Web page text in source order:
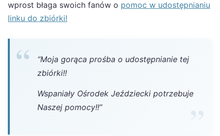
wprost błaga swoich fanów o pomoc w udostępnianiu
linku do zbiórki!
“Moja gorąca prośba o udostępnianie tej
zbiórki!!
Wspaniały Ośrodek Jeździecki potrzebuje
Naszej pomocy!!”